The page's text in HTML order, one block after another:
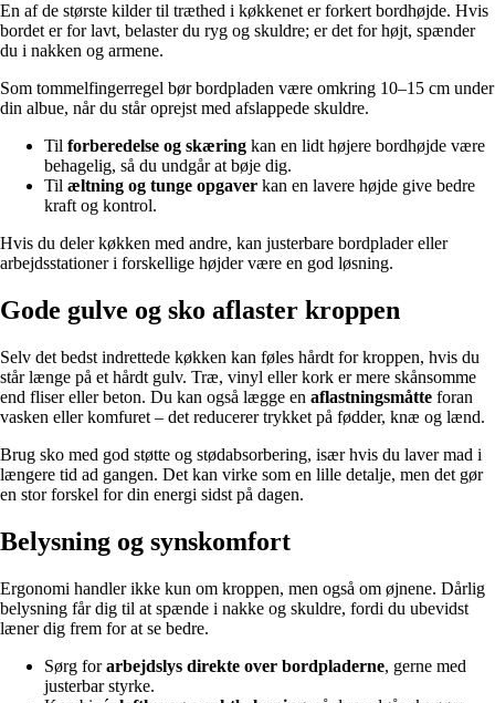
En af de største kilder til træthed i køkkenet er forkert bordhøjde. Hvis
bordet er for lavt, belaster du ryg og skuldre; er det for højt, spænder
du i nakken og armene.
Som tommelfingerregel bør bordpladen være omkring 10–15 cm under
din albue, når du står oprejst med afslappede skuldre.
Til forberedelse og skæring kan en lidt højere bordhøjde være
behagelig, så du undgår at bøje dig.
Til æltning og tunge opgaver kan en lavere højde give bedre
kraft og kontrol.
Hvis du deler køkken med andre, kan justerbare bordplader eller
arbejdsstationer i forskellige højder være en god løsning.
Gode gulve og sko aflaster kroppen
Selv det bedst indrettede køkken kan føles hårdt for kroppen, hvis du
står længe på et hårdt gulv. Træ, vinyl eller kork er mere skånsomme
end fliser eller beton. Du kan også lægge en aflastningsmåtte foran
vasken eller komfuret – det reducerer trykket på fødder, knæ og lænd.
Brug sko med god støtte og stødabsorbering, især hvis du laver mad i
længere tid ad gangen. Det kan virke som en lille detalje, men det gør
en stor forskel for din energi sidst på dagen.
Belysning og synskomfort
Ergonomi handler ikke kun om kroppen, men også om øjnene. Dårlig
belysning får dig til at spænde i nakke og skuldre, fordi du ubevidst
læner dig frem for at se bedre.
Sørg forarbejdslys direkte over bordpladerne, gerne med
justerbar styrke.